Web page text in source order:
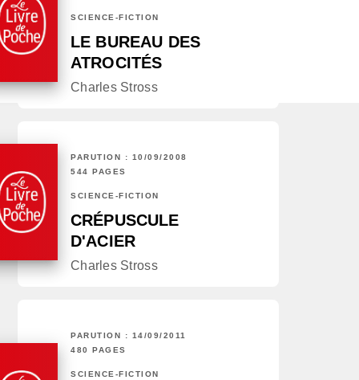
SCIENCE-FICTION
LE BUREAU DES
ATROCITÉS
Charles Stross
PARUTION : 10/09/2008
544 PAGES
SCIENCE-FICTION
CRÉPUSCULE
D'ACIER
Charles Stross
PARUTION : 14/09/2011
480 PAGES
SCIENCE-FICTION